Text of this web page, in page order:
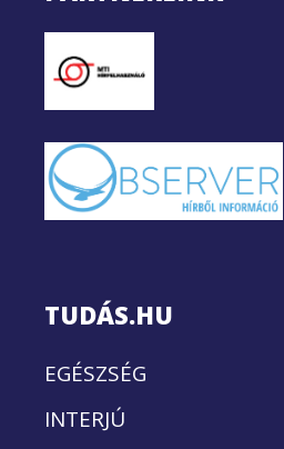
TUDÁS.HU
EGÉSZSÉG
INTERJÚ